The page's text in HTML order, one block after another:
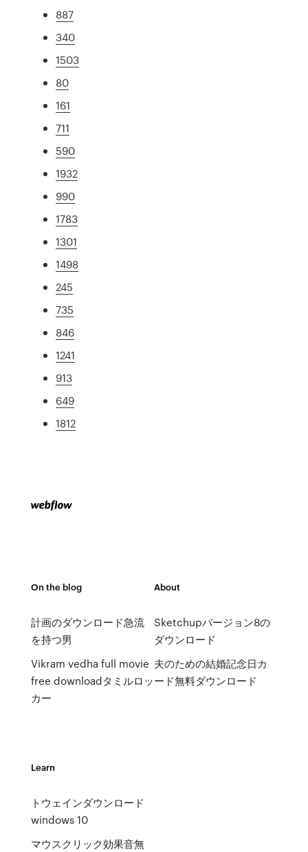
887
340
1503
80
161
711
590
1932
990
1783
1301
1498
245
735
846
1241
913
649
1812
On the blog
計画のダウンロード急流
を持つ男
Vikram vedha full movie
free downloadタミルロッ
カー
About
Sketchupバージョン8の
ダウンロード
夫のための結婚記念日カ
ード無料ダウンロード
Learn
トウェインダウンロード
windows 10
マウスクリック効果音無